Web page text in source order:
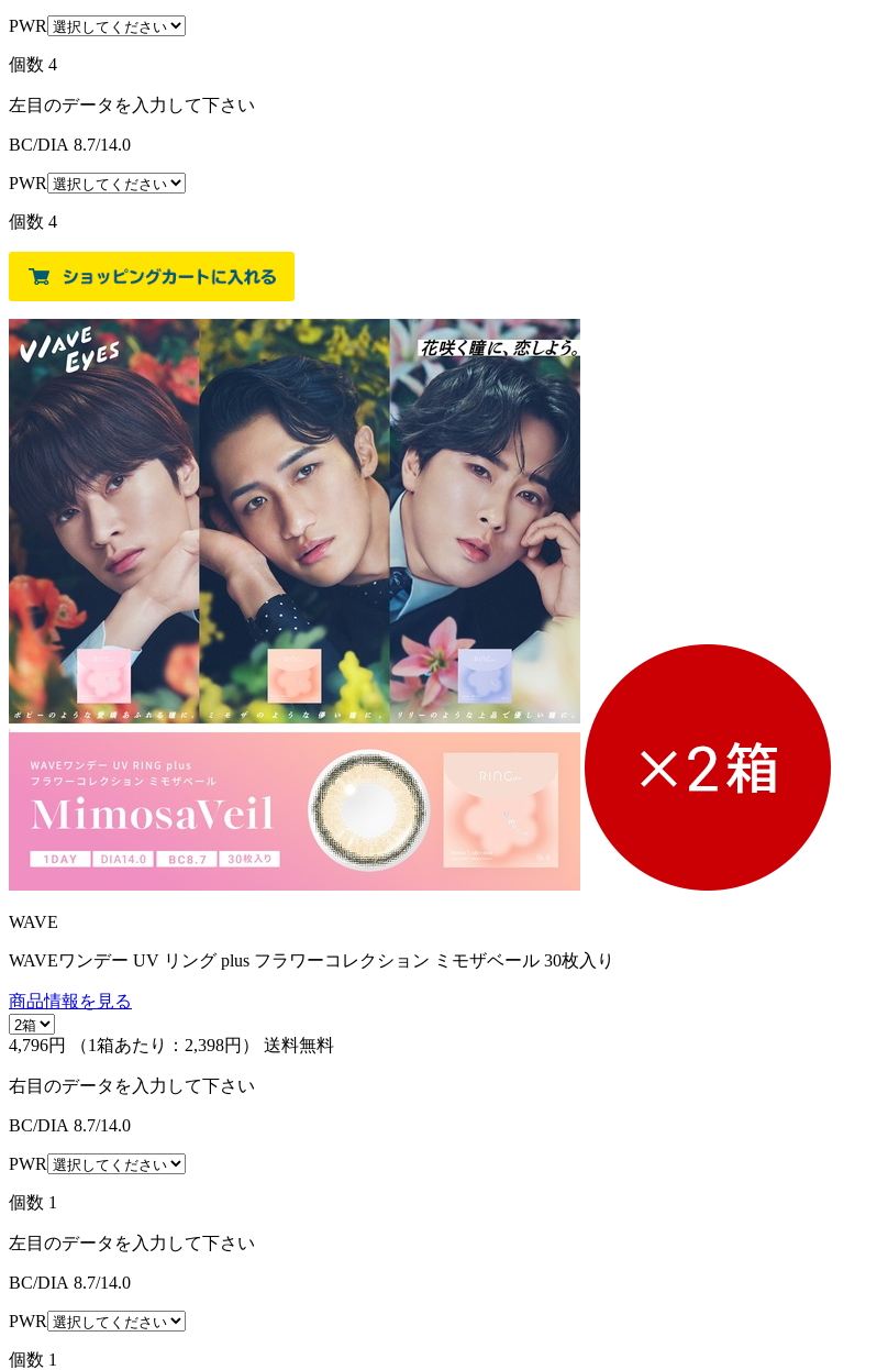
PWR
個数 4
左目のデータを入力して下さい
BC/DIA 8.7/14.0
PWR
個数 4
WAVE
WAVEワンデー UV リング plus フラワーコレクション ミモザベール 30枚入り
商品情報を見る
4,796円 （1箱あたり： 2,398円 ） 送料無料
右目のデータを入力して下さい
BC/DIA 8.7/14.0
PWR
個数 1
左目のデータを入力して下さい
BC/DIA 8.7/14.0
PWR
個数 1